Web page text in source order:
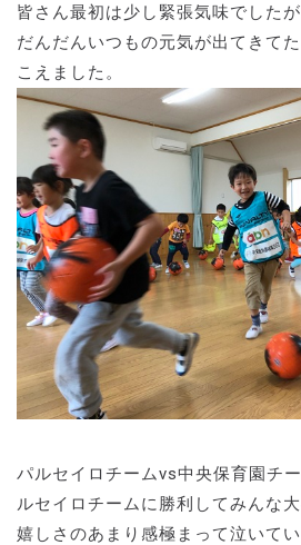
皆さん最初は少し緊張気味でした
だんだんいつもの元気が出てきて
こえました。
パルセイロチームvs中央保育園チ
ルセイロチームに勝利してみんな大
嬉しさのあまり感極まって泣いて